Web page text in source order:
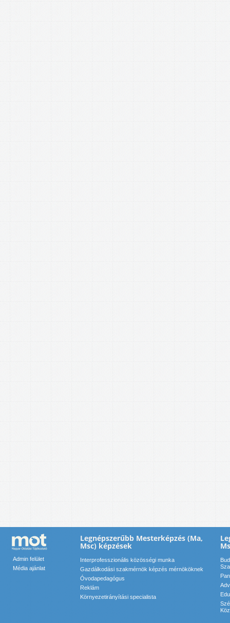
Admin felület
Média ajánlat
Legnépszerűbb Mesterképzés (Ma,
Msc) képzések
Interprofesszionális közösségi munka
Gazdálkodási szakmérnök képzés mérnököknek
Óvodapedagógus
Reklám
Környezetirányítási specialista